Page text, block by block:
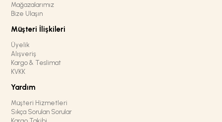
Mağazalarımız
Bize Ulaşın
Müşteri İlişkileri
Üyelik
Alışveriş
Kargo & Teslimat
KVKK
Yardım
Müşteri Hizmetleri
Sıkça Sorulan Sorular